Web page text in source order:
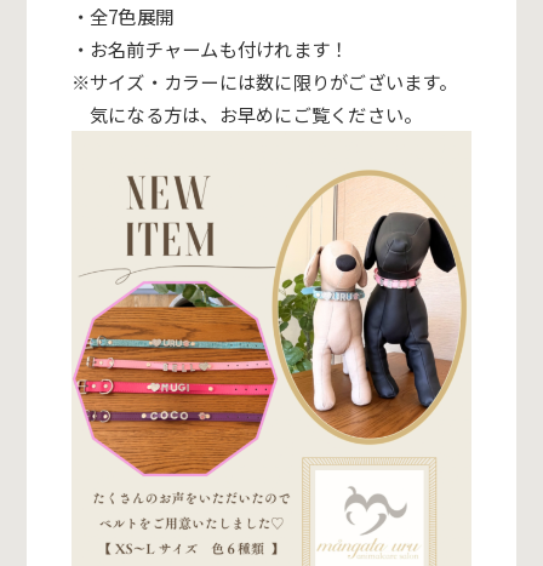
・全7色展開
・お名前チャームも付けれます！
※サイズ・カラーには数に限りがございます。
気になる方は、お早めにご覧ください。